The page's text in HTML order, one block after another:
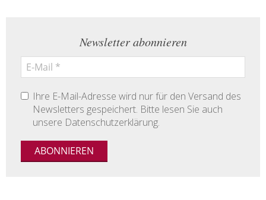
Newsletter abonnieren
Ihre E-Mail-Adresse wird nur für den Versand des
Newsletters gespeichert. Bitte lesen Sie auch
unsere Datenschutzerklärung.